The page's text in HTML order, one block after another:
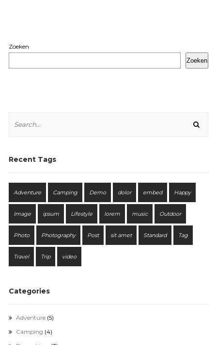
Zoeken
Zoeken
Recent Tags
Adventure Camping Demo dolor embed Happy
Image ipsum Lifestyle lorem music Outdoor
Photo Photography Post sit amet Standard Tag
Travel Trip video
Categories
Adventure(5)
Camping (4)